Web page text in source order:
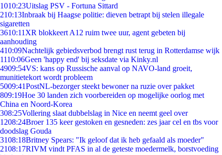
1010:23Uitslag PSV - Fortuna Sittard
210:13Inbraak bij Haagse politie: dieven betrapt bij stelen illegale
sigaretten
3610:11 XR blokkeert A12 ruim twee uur, agent gebeten bij
aanhouding
410:09Nachtelijk gebiedsverbod brengt rust terug in Rotterdamse wijk
1110:06Geen 'happy end' bij seksdate via Kinky.nl
4909:54VS: kans op Russische aanval op NAVO-land groeit,
munitietekort wordt probleem
5009:41PostNL-bezorger steekt bewoner na ruzie over pakket
809:19Hoe 30 landen zich voorbereiden op mogelijke oorlog met
China en Noord-Korea
308:25Vollering slaat dubbelslag in Nice en neemt geel over
1208:24Broer 135 keer gestoken en gesneden: zes jaar cel en tbs voor
doodslag Gouda
3108:18Britney Spears: "Ik geloof dat ik heb gefaald als moeder"
2108:17RIVM vindt PFAS in al de geteste moedermelk, borstvoeding